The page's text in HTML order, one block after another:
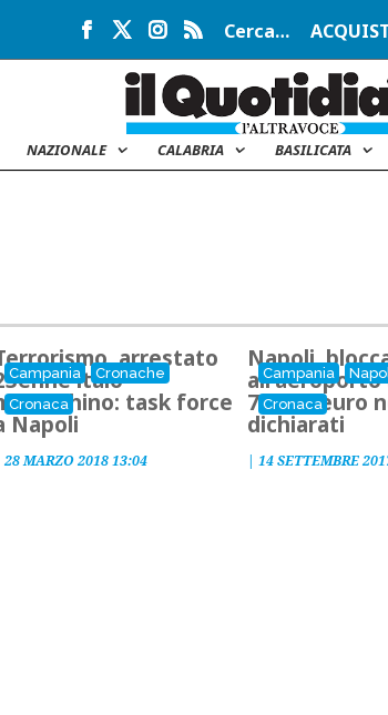
Cerca…
NAZIONALE CALABRIA BASILICATA
Campania
Cronache
Cronaca
arrestato
italo-
task force
Napoli
28 MARZO 2018 13:04
Campania
Cronaca
Napoli,
all'aeroporto
73mila euro
dichiarati
|14 SETTEMBRE